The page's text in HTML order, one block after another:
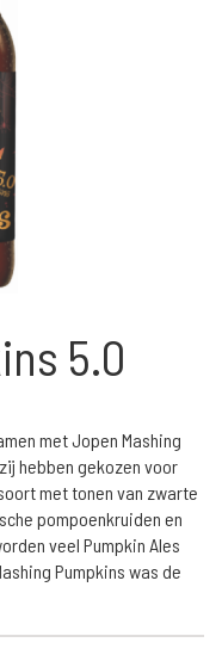
5.0
met Jopen Mashing
hebben gekozen voor
met tonen van zwarte
pompoenkruiden en
veel Pumpkin Ales
Pumpkins was de